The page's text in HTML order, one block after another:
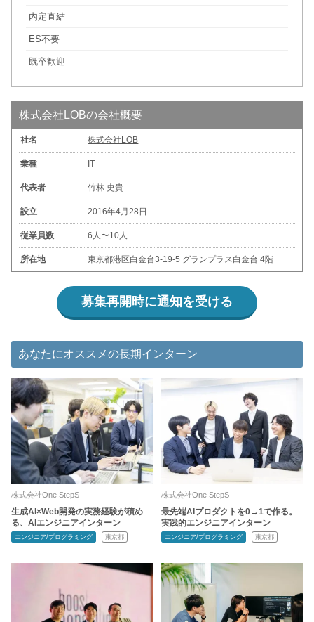
内定直結
ES不要
既卒歓迎
株式会社LOBの会社概要
社名 株式会社LOB
業種 IT
代表者 竹林 史貴
設立 2016年4月28日
従業員数 6人〜10人
所在地 東京都港区白金台3-19-5 グランプラス白金台 4階
募集再開時に通知を受ける
あなたにオススメの長期インターン
株式会社One StepS
生成AI×Web開発の実務経験が積め
る、AIエンジニアインターン
エンジニア/プログラミング 東京都
株式会社One StepS
最先端AIプロダクトを0→1で作る。
実践的エンジニアインターン
エンジニア/プログラミング 東京都